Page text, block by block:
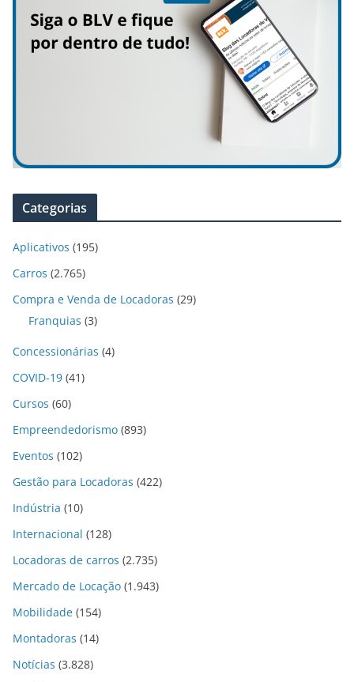
Categorias
Aplicativos (195)
Carros (2.765)
Compra e Venda de Locadoras (29)
Franquias (3)
Concessionárias (4)
COVID-19 (41)
Cursos (60)
Empreendedorismo (893)
Eventos (102)
Gestão para Locadoras (422)
Indústria (10)
Internacional (128)
Locadoras de carros (2.735)
Mercado de Locação (1.943)
Mobilidade (154)
Montadoras (14)
Notícias (3.828)